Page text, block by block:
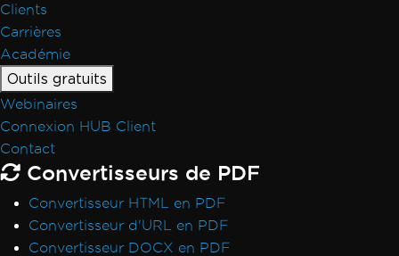
Clients
Carrières
Académie
Outils gratuits
Webinaires
Connexion HUB Client
Contact
Convertisseurs de PDF
Convertisseur HTML en PDF
Convertisseur d'URL en PDF
Convertisseur DOCX en PDF